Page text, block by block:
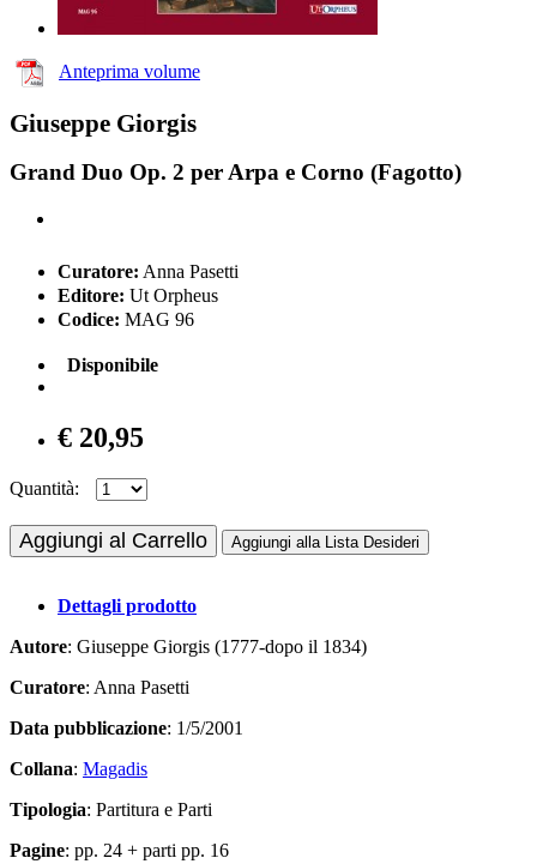
Anteprima volume
Giuseppe Giorgis
Grand Duo Op. 2 per Arpa e Corno (Fagotto)
Curatore: Anna Pasetti
Editore: Ut Orpheus
Codice: MAG 96
Disponibile
€ 20,95
Quantità:
Aggiungi al Carrello Aggiungi alla Lista Desideri
Dettagli prodotto
Autore: Giuseppe Giorgis (1777-dopo il 1834)
Curatore: Anna Pasetti
Data pubblicazione: 1/5/2001
Collana: Magadis
Tipologia: Partitura e Parti
Pagine: pp. 24 + parti pp. 16